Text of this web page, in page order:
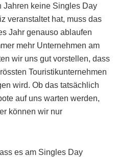
Jahren keine Singles Day
veranstaltet hat, muss das
Jahr genauso ablaufen
mehr Unternehmen am
wir uns gut vorstellen, dass
Touristikunternehmen
wird. Ob das tatsächlich
auf uns warten werden,
können wir nur
es am Singles Day